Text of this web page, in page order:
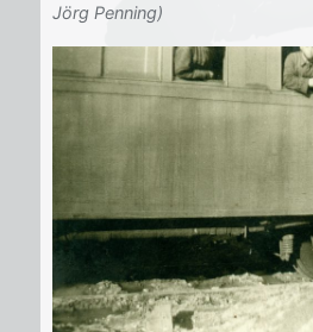
Jörg Penning)